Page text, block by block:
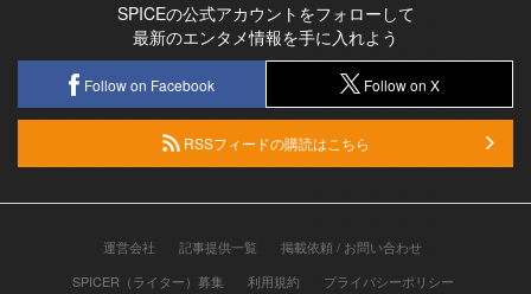
SPICEの公式アカウントをフォローして
最新のエンタメ情報を手に入れよう
Follow on Facebook Follow on X
RSSフィードの購読はこちら
運営会社 記事提供一覧
掲載依頼 / お問い合わせ
SPICER（ライター）募集
利用規約 プライバシーポリシー